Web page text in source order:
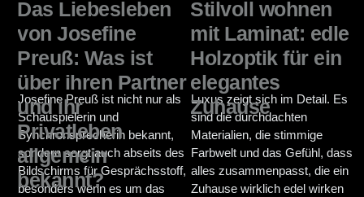
Das Liebesleben
von Josefine
Preuß: Was ist
über ihren Partner
und ihr
Privatleben
allgemein
bekannt?
Josefine Preuß ist nicht nur als
Schauspielerin und
Synchronsprecherin bekannt,
sondern sorgt auch abseits des
Bildschirms für Gesprächsstoff,
besonders wenn es um das
Stilvoll wohnen
mit Laminat: edle
Holzoptik für ein
elegantes
Zuhause
Luxus zeigt sich im Detail. Es
sind die durchdachten
Materialien, die stimmige
Farbwelt und das Gefühl, dass
alles zusammenpasst, die ein
Zuhause wirklich edel wirken